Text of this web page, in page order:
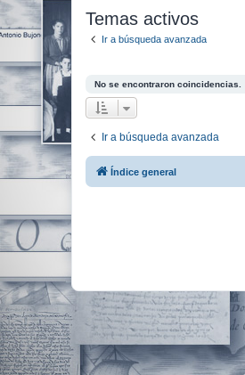
Temas activos
Ir a búsqueda avanzada
No se encontraron coincidencias.
Ir a búsqueda avanzada
Índice general